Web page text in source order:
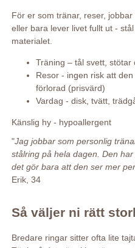
För er som tränar, reser,
eller bara lever livet fullt ut -
materialet.
Träning – tål svett, stötar
Resor - ingen risk att
förlorad (prisvärd)
Vardag - disk, tvätt,
Känslig hy - hypoallergent
"Jag jobbar som personlig
stålring på hela dagen. Den
det gör bara att den ser mer
Erik, 34
Så väljer ni rätt
Bredare ringar sitter ofta lite